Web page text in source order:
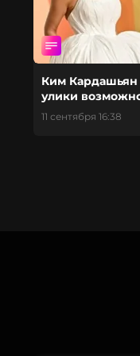
Ким
улики
11 сентября 16:38